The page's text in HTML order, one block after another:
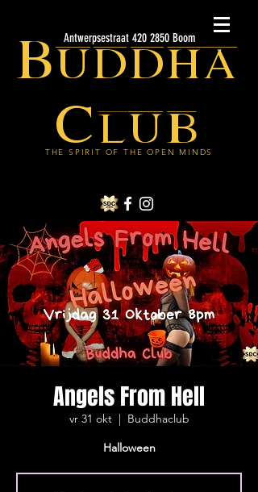
Buddha
Club
THE SPIRIT OF THE OPEN MINDS
Antwerpsestraat 420 2850 Boom
Angels From Hell
vr 31 okt
  |
Buddhaclub
Halloween